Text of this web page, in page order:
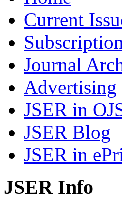
Current
Journal
Advertising
JSER in
JSER Blog
JSER in
JSER Info